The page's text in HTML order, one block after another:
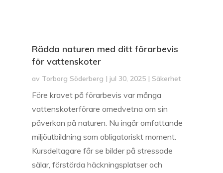
Rädda naturen med ditt förarbevis
för vattenskoter
av Torborg Söderberg | jul 30, 2025| Säkerhet
Före kravet på förarbevis var många
vattenskoterförare omedvetna om sin
påverkan på naturen. Nu ingår omfattande
miljöutbildning som obligatoriskt moment.
Kursdeltagare får se bilder på stressade
sälar, förstörda häckningsplatser och